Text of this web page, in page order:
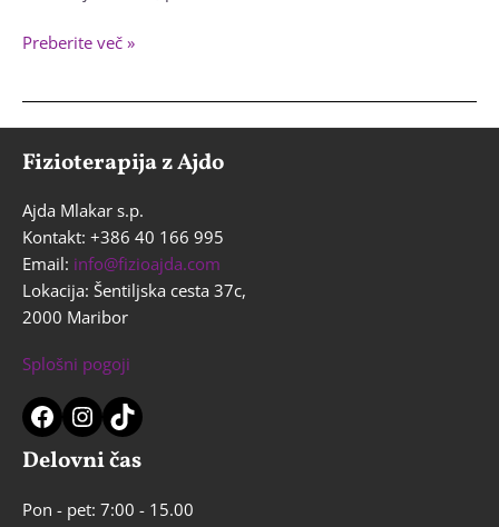
Bolečina
navad
pri
soočanju
s
kroničnimi
bolečinami
Preberite več »
Fizioterapija z Ajdo
Ajda Mlakar s.p.
Kontakt: +386 40 166 995
Email: info@fizioajda.com
Lokacija: Šentiljska cesta 37c,
2000 Maribor
Splošni pogoji
Facebook
Instagram
TikTok
Delovni čas
Pon - pet: 7:00 - 15.00